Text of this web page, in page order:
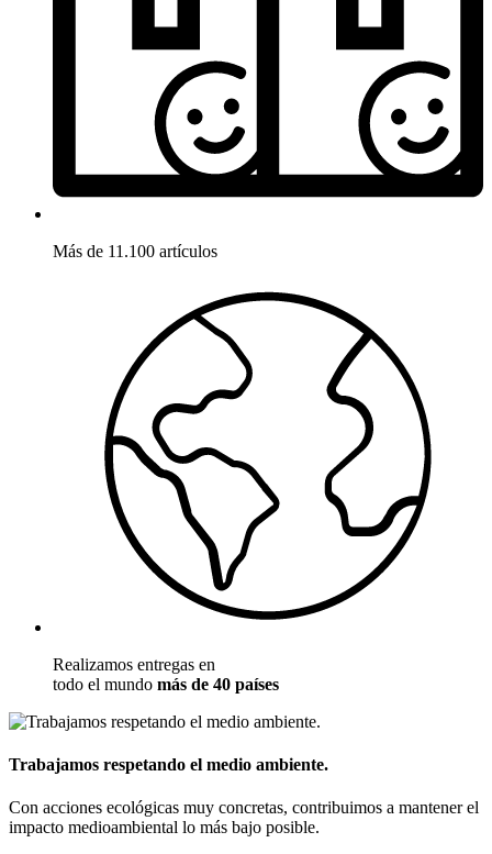
Más de 11.100 artículos
Realizamos entregas en
todo el mundo más de 40 países
Trabajamos respetando el medio ambiente.
Con acciones ecológicas muy concretas, contribuimos a mantener el
impacto medioambiental lo más bajo posible.